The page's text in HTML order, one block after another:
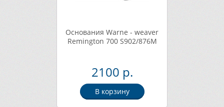
Основания Warne - weaver
Remington 700 S902/876M
2100 р.
В корзину